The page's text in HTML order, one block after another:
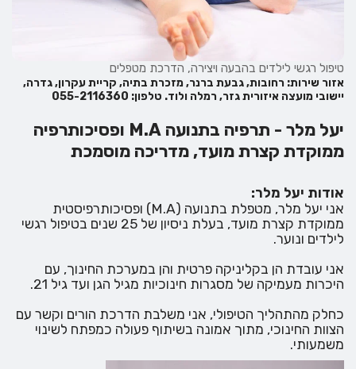
טיפול רגשי לילדים בהבעה ויצירה, הדרכת מטפלים
אזור שירות: רחובות, גבעת ברנר, מזכרת בתיה, קריית עקרון, גדרה,
יישובי מועצה איזורית גזר, רמלה ולוד. טלפון: 055-2116360
יעל מלר - תרפיה בתנועה M.A ופסיכותרפיה
ממוקדת קצרת מועד, מדריכה מוסמכת
אודות יעל מלר:
אני יעל מלר, מטפלת בתנועה (M.A) ופסיכותרפיסטית
ממוקדת קצרת מועד, בעלת ניסיון של 25 שנים בטיפול רגשי
לילדים ונוער.
אני עובדת הן בקליניקה פרטית והן במערכת החינוך, עם
היכרות מעמיקה של מסגרות חינוכיות מגיל הגן ועד גיל 21.
כחלק מהתהליך הטיפולי, אני משלבת הדרכת הורים וקשר עם
הצוות החינוכי, מתוך אמונה בשיתוף פעולה כמפתח לשינוי
משמעותי.